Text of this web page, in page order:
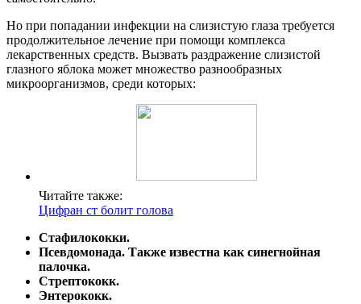
Но при попадании инфекции на слизистую глаза требуется
продолжительное лечение при помощи комплекса
лекарственных средств. Вызвать раздражение слизистой
глазного яблока может множество разнообразных
микроорганизмов, среди которых:
Читайте также:
Цифран ст болит голова
Стафилококки.
Псевдомонада. Также известна как синегнойная
палочка.
Стрептококк.
Энтерококк.